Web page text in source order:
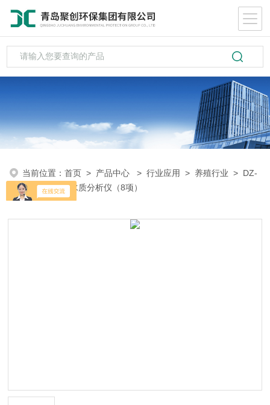
当前位置：首页 > 产品中心 >行业应用 > 养殖行业 > DZ-
B型水产养殖水质分析仪（8项）